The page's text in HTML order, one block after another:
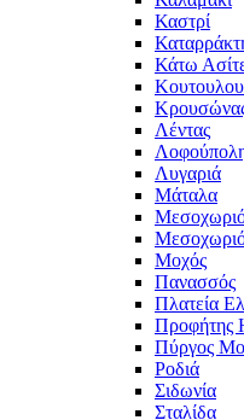
Καστρί
Κάτω
Λέντας
Λυγαριά
Μάταλα
Μοχός
Πανασσός
Πλατεία
Προφήτης
Πύργος
Ροδιά
Σιδωνία
Σταλίδα